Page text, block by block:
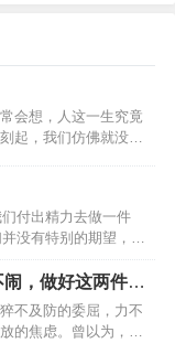
会想，人这一生究竟
起，我们仿佛就没有
路。小时候为了学业
力山大。一生都在忙
，拼命挣钱，为了碎
，大家还都会老去、
轨迹中，我们还会不
怨长久、求不得、放
到了还要失去，顿感
还要消失，那我们为
付出精力去做一件
没有特别的期望，却
，而怎样才算真正的
更需要的是一份随遇
。01事与愿违，本是
想一二，不思八九，
之事要多得多。我们
，做好这两件事
不及防的委屈，力不
的焦虑。曾以为，歇